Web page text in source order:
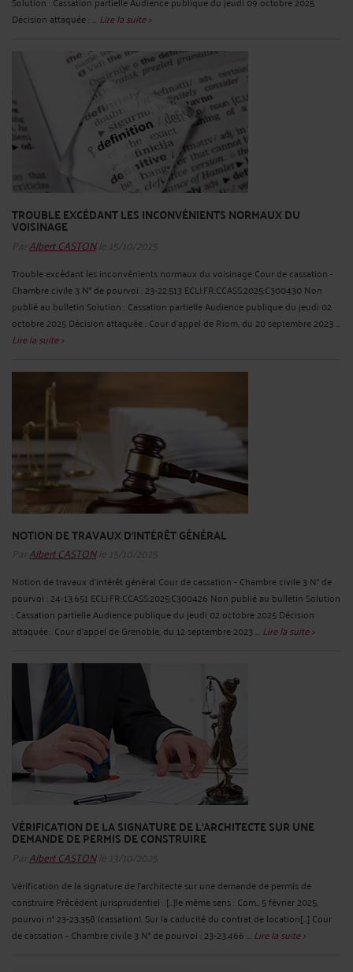
Décision attaquée : ... Lire la suite >
TROUBLE EXCÉDANT LES INCONVÉNIENTS NORMAUX DU
VOISINAGE
ParAlbert CASTONle 15/10/2025
Trouble excédant les inconvénients normaux du voisinage Cour de cassation -
Chambre civile 3 N° de pourvoi : 23-22.513 ECLI:FR:CCASS:2025:C300430 Non
publié au bulletin Solution : Cassation partielle Audience publique du jeudi 02
octobre 2025 Décision attaquée : Cour d'appel de Riom, du 20 septembre 2023 ...
Lire la suite >
NOTION DE TRAVAUX D'INTÉRÊT GÉNÉRAL
ParAlbert CASTONle 15/10/2025
Notion de travaux d'intérêt général Cour de cassation - Chambre civile 3 N° de
pourvoi : 24-13.651 ECLI:FR:CCASS:2025:C300426 Non publié au bulletin Solution
: Cassation partielle Audience publique du jeudi 02 octobre 2025 Décision
attaquée : Cour d'appel de Grenoble, du 12 septembre 2023 ... Lire la suite >
VÉRIFICATION DE LA SIGNATURE DE L'ARCHITECTE SUR UNE
DEMANDE DE PERMIS DE CONSTRUIRE
ParAlbert CASTONle 13/10/2025
Vérification de la signature de l'architecte sur une demande de permis de
construire Précédent jurisprudentiel : [...]le même sens : Com., 5 février 2025,
pourvoi n° 23-23.358 (cassation). Sur la caducité du contrat de location[...] Cour
de cassation - Chambre civile 3 N° de pourvoi : 23-23.466 ... Lire la suite >